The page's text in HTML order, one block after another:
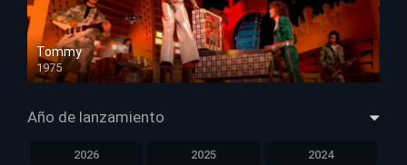
Tommy
1975
HD 1080p
Año de lanzamiento
2026 2025 2024